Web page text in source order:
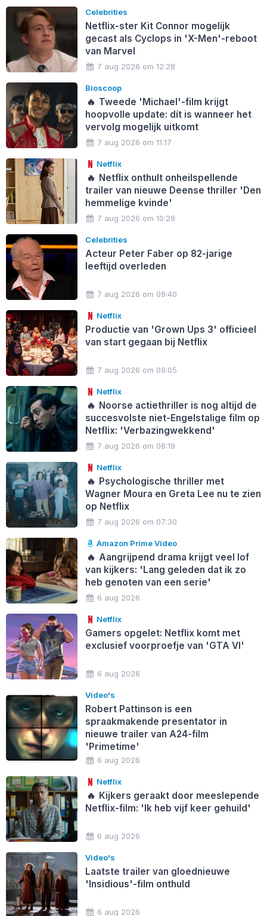
Celebrities
Netflix-ster Kit Connor mogelijk
gecast als Cyclops in 'X-Men'-reboot
van Marvel
7 aug 2026 om 12:28
Bioscoop
🔥 Tweede 'Michael'-film krijgt
hoopvolle update: dít is wanneer het
vervolg mogelijk uitkomt
7 aug 2026 om 11:17
Netflix
🔥 Netflix onthult onheilspellende
trailer van nieuwe Deense thriller 'Den
hemmelige kvinde'
7 aug 2026 om 10:29
Celebrities
Acteur Peter Faber op 82-jarige
leeftijd overleden
7 aug 2026 om 09:40
Netflix
Productie van 'Grown Ups 3' officieel
van start gegaan bij Netflix
7 aug 2026 om 09:05
Netflix
🔥 Noorse actiethriller is nog altijd de
succesvolste niet-Engelstalige film op
Netflix: 'Verbazingwekkend'
7 aug 2026 om 08:19
Netflix
🔥 Psychologische thriller met
Wagner Moura en Greta Lee nu te zien
op Netflix
7 aug 2026 om 07:30
Amazon Prime Video
🔥 Aangrijpend drama krijgt veel lof
van kijkers: 'Lang geleden dat ik zo
heb genoten van een serie'
6 aug 2026
Netflix
Gamers opgelet: Netflix komt met
exclusief voorproefje van 'GTA VI'
6 aug 2026
Video's
Robert Pattinson is een
spraakmakende presentator in
nieuwe trailer van A24-film
'Primetime'
6 aug 2026
Netflix
🔥 Kijkers geraakt door meeslepende
Netflix-film: 'Ik heb vijf keer gehuild'
6 aug 2026
Video's
Laatste trailer van gloednieuwe
'Insidious'-film onthuld
6 aug 2026